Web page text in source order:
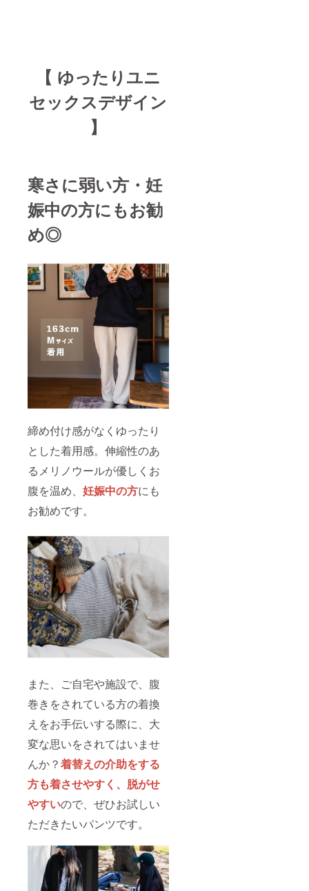
【 ゆったりユニ
セックスデザイン
】
寒さに弱い方・妊
娠中の方にもお勧
め◎
締め付け感がなくゆったり
とした着用感。伸縮性のあ
るメリノウールが優しくお
腹を温め、 妊娠中の方にも
お勧めです。
また、ご自宅や施設で、腹
巻きをされている方の着換
えをお手伝いする際に、大
変な思いをされてはいませ
んか？着替えの介助をする
方も着させやすく、脱がせ
やすいので、ぜひお試しい
ただきたいパンツです。